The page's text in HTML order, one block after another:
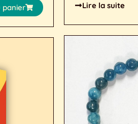
Lire la suite
panier